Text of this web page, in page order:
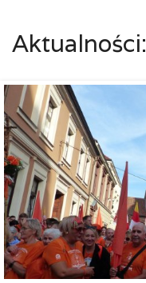
Aktualności: